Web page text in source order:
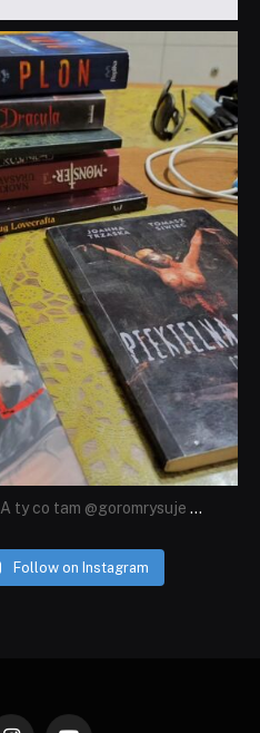
Lip 31
ty co tam @goromrysuje ...
Follow on Instagram